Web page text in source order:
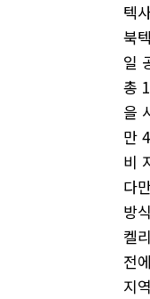
텍
북
일
총
을
만
비
다
방
켈
전
지